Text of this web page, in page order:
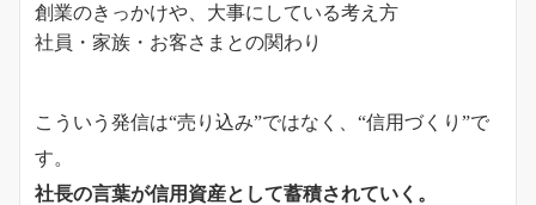
創業のきっかけや、大事にしている考え方
社員・家族・お客さまとの関わり
こういう発信は“売り込み”ではなく、“信用づくり”で
す。
社長の言葉が信用資産として蓄積されていく。